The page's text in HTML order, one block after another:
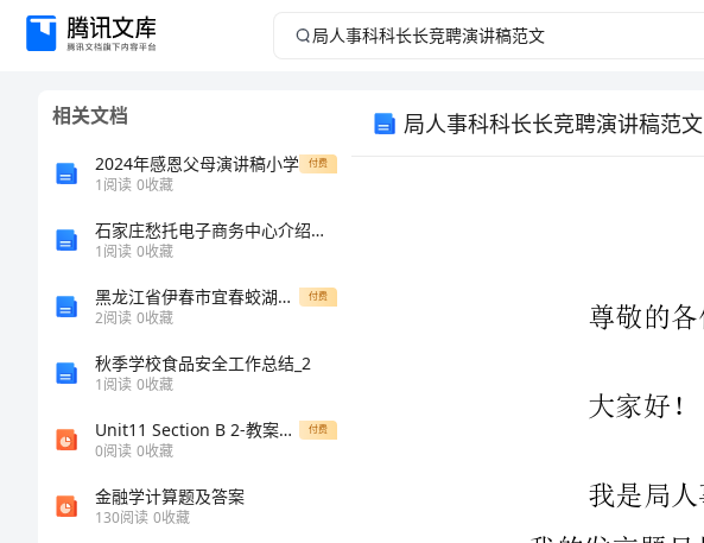
局
相关文档
2024年感恩父母演讲稿小学 付费
1阅读 0收藏
石家庄愁托电子商务中心介绍企业发展分析报告
1阅读 0收藏
黑龙江省伊春市宜春蛟湖明春中学高二历史下学期期末试卷含解析 付费
2阅读 0收藏
秋季学校食品安全工作总结_2
1阅读 0收藏
Unit11 Section B 2-教案课件学案说课稿知识点汇总归纳试题测试真题-初中英语七年级下册 付费
0阅读 0收藏
金融学计算题及答案
130阅读 0收藏
局人事科科长长竞聘演讲稿范文